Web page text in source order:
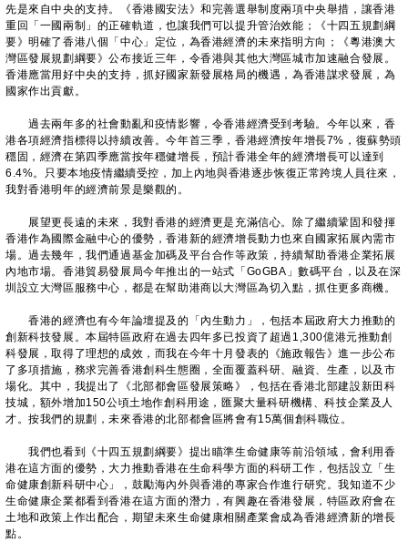
先是來自中央的支持。《香港國安法》和完善選舉制度兩項中央舉措，讓香港
重回「一國兩制」的正確軌道，也讓我們可以提升管治效能；《十四五規劃綱
要》明確了香港八個「中心」定位，為香港經濟的未來指明方向；《粵港澳大
灣區發展規劃綱要》公布接近三年，令香港與其他大灣區城市加速融合發展。
香港應當用好中央的支持，抓好國家新發展格局的機遇，為香港謀求發展，為
國家作出貢獻。
過去兩年多的社會動亂和疫情影響，令香港經濟受到考驗。今年以來，香
港各項經濟指標得以持續改善。今年首三季，香港經濟按年增長7%，復蘇勢頭
穩固，經濟在第四季應當按年穩健增長，預計香港全年的經濟增長可以達到
6.4%。只要本地疫情繼續受控，加上內地與香港逐步恢復正常跨境人員往來，
我對香港明年的經濟前景是樂觀的。
展望更長遠的未來，我對香港的經濟更是充滿信心。除了繼續鞏固和發揮
香港作為國際金融中心的優勢，香港新的經濟增長動力也來自國家拓展內需市
場。過去幾年，我們通過基金加碼及平台合作等政策，持續幫助香港企業拓展
內地市場。香港貿易發展局今年推出的一站式「GoGBA」數碼平台，以及在深
圳設立大灣區服務中心，都是在幫助港商以大灣區為切入點，抓住更多商機。
香港的經濟也有今年論壇提及的「內生動力」，包括本屆政府大力推動的
創新科技發展。本屆特區政府在過去四年多已投資了超過1,300億港元推動創
科發展，取得了理想的成效，而我在今年十月發表的《施政報告》進一步公布
了多項措施，務求完善香港創科生態圈，全面覆蓋科研、融資、生產，以及市
場化。其中，我提出了《北部都會區發展策略》，包括在香港北部建設新田科
技城，額外增加150公頃土地作創科用途，匯聚大量科研機構、科技企業及人
才。按我們的規劃，未來香港的北部都會區將會有15萬個創科職位。
我們也看到《十四五規劃綱要》提出瞄準生命健康等前沿領域，會利用香
港在這方面的優勢，大力推動香港在生命科學方面的科研工作，包括設立「生
命健康創新科研中心」，鼓勵海內外與香港的專家合作進行研究。我知道不少
生命健康企業都看到香港在這方面的潛力，有興趣在香港發展，特區政府會在
土地和政策上作出配合，期望未來生命健康相關產業會成為香港經濟新的增長
點。